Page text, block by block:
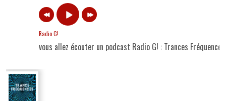
Radio G!
vous allez écouter un podcast Radio G! : Trances